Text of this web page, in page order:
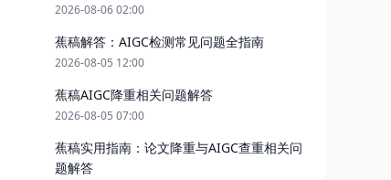
2026-08-06 02:00
蕉稿解答：AIGC检测常见问题全指南
2026-08-05 12:00
蕉稿AIGC降重相关问题解答
2026-08-05 07:00
蕉稿实用指南：论文降重与AIGC查重相关问
题解答